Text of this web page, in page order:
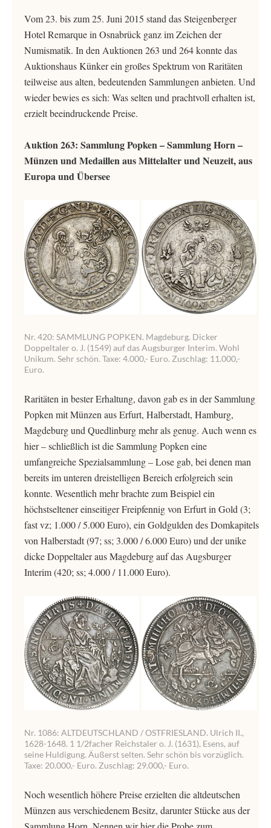
Vom 23. bis zum 25. Juni 2015 stand das Steigenberger
Hotel Remarque in Osnabrück ganz im Zeichen der
Numismatik. In den Auktionen 263 und 264 konnte das
Auktionshaus Künker ein großes Spektrum von Raritäten
teilweise aus alten, bedeutenden Sammlungen anbieten. Und
wieder bewies es sich: Was selten und prachtvoll erhalten ist,
erzielt beeindruckende Preise.
Auktion 263: Sammlung Popken – Sammlung Horn –
Münzen und Medaillen aus Mittelalter und Neuzeit, aus
Europa und Übersee
Nr. 420: SAMMLUNG POPKEN. Magdeburg. Dicker
Doppeltaler o. J. (1549) auf das Augsburger Interim. Wohl
Unikum. Sehr schön. Taxe: 4.000,- Euro. Zuschlag: 11.000,-
Euro.
Raritäten in bester Erhaltung, davon gab es in der Sammlung
Popken mit Münzen aus Erfurt, Halberstadt, Hamburg,
Magdeburg und Quedlinburg mehr als genug. Auch wenn es
hier – schließlich ist die Sammlung Popken eine
umfangreiche Spezialsammlung – Lose gab, bei denen man
bereits im unteren dreistelligen Bereich erfolgreich sein
konnte. Wesentlich mehr brachte zum Beispiel ein
höchstseltener einseitiger Freipfennig von Erfurt in Gold (3;
fast vz; 1.000 / 5.000 Euro), ein Goldgulden des Domkapitels
von Halberstadt (97; ss; 3.000 / 6.000 Euro) und der unike
dicke Doppeltaler aus Magdeburg auf das Augsburger
Interim (420; ss; 4.000 / 11.000 Euro).
Nr. 1086: ALTDEUTSCHLAND / OSTFRIESLAND. Ulrich II.,
1628-1648. 1 1/2facher Reichstaler o. J. (1631), Esens, auf
seine Huldigung. Äußerst selten. Sehr schön bis vorzüglich.
Taxe: 20.000,- Euro. Zuschlag: 29.000,- Euro.
Noch wesentlich höhere Preise erzielten die altdeutschen
Münzen aus verschiedenem Besitz, darunter Stücke aus der